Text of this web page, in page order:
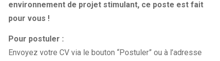
environnement de projet stimulant, ce poste est fait
pour vous !
Pour postuler :
Envoyez votre CV via le bouton “Postuler” ou à l’adresse